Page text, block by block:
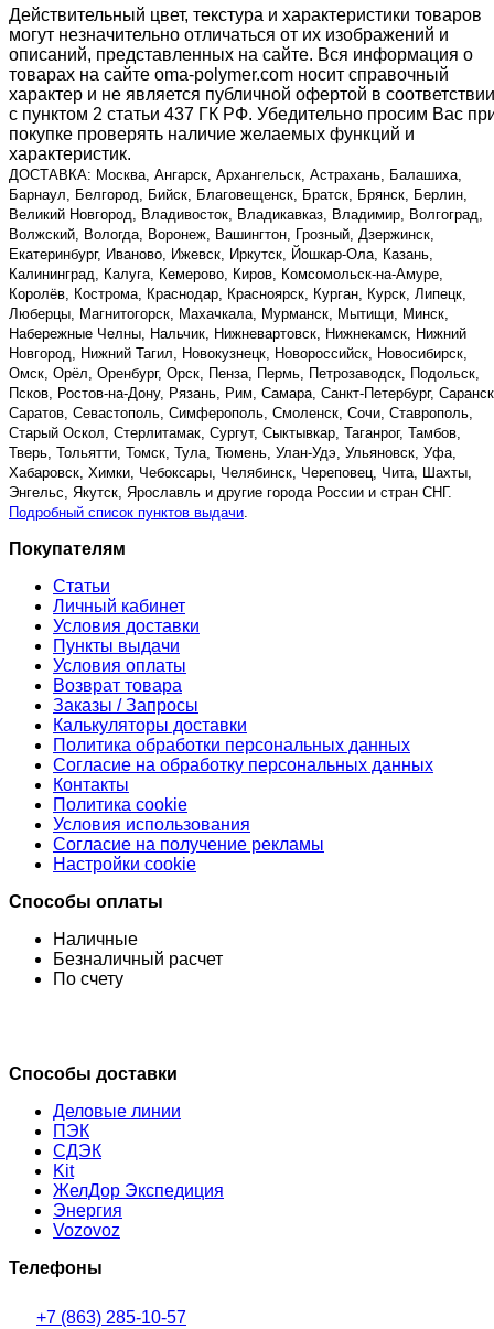
Действительный цвет, текстура и характеристики товаров
могут незначительно отличаться от их изображений и
описаний, представленных на сайте. Вся информация о
товарах на сайте oma-polymer.com носит справочный
характер и не является публичной офертой в соответствии
с пунктом 2 статьи 437 ГК РФ. Убедительно просим Вас
покупке проверять наличие желаемых функций и
характеристик.
ДОСТАВКА: Москва, Ангарск, Архангельск, Астрахань, Балашиха,
Барнаул, Белгород, Бийск, Благовещенск, Братск, Брянск, Берлин,
Великий Новгород, Владивосток, Владикавказ, Владимир, Волгоград,
Волжский, Вологда, Воронеж, Вашингтон, Грозный, Дзержинск,
Екатеринбург, Иваново, Ижевск, Иркутск, Йошкар-Ола, Казань,
Калининград, Калуга, Кемерово, Киров, Комсомольск-на-Амуре,
Королёв, Кострома, Краснодар, Красноярск, Курган, Курск, Липецк,
Люберцы, Магнитогорск, Махачкала, Мурманск, Мытищи, Минск,
Набережные Челны, Нальчик, Нижневартовск, Нижнекамск, Нижний
Новгород, Нижний Тагил, Новокузнецк, Новороссийск, Новосибирск,
Омск, Орёл, Оренбург, Орск, Пенза, Пермь, Петрозаводск, Подольск,
Псков, Ростов-на-Дону, Рязань, Рим, Самара, Санкт-Петербург,
Саратов, Севастополь, Симферополь, Смоленск, Сочи, Ставрополь,
Старый Оскол, Стерлитамак, Сургут, Сыктывкар, Таганрог, Тамбов,
Тверь, Тольятти, Томск, Тула, Тюмень, Улан-Удэ, Ульяновск, Уфа,
Хабаровск, Химки, Чебоксары, Челябинск, Череповец, Чита, Шахты,
Энгельс, Якутск, Ярославль и другие города России и стран СНГ.
Подробный список пунктов выдачи
Покупателям
Статьи
Личный кабинет
Условия доставки
Пункты выдачи
Условия оплаты
Возврат товара
Заказы / Запросы
Калькуляторы доставки
Политика обработки персональных данных
Согласие на обработку персональных данных
Контакты
Политика cookie
Условия использования
Согласие на получение рекламы
Настройки cookie
Способы оплаты
Наличные
Безналичный расчет
По счету
Способы доставки
Деловые линии
ПЭК
СДЭК
Kit
ЖелДор Экспедиция
Энергия
Vozovoz
Телефоны
+7 (863) 285-10-57